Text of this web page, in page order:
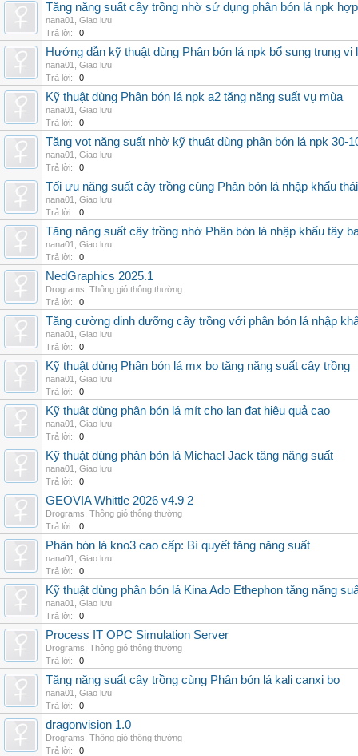
Tăng năng suất cây trồng nhờ sử dụng phân bón lá npk
nana01
Giao lưu
Trả lời:
0
Hướng dẫn kỹ thuật dùng Phân bón lá npk bổ sung trung vi
nana01
Giao lưu
Trả lời:
0
Kỹ thuật dùng Phân bón lá npk a2 tăng năng suất vụ mùa
nana01
Giao lưu
Trả lời:
0
Tăng vọt năng suất nhờ kỹ thuật dùng phân bón lá npk 30-
nana01
Giao lưu
Trả lời:
0
Tối ưu năng suất cây trồng cùng Phân bón lá nhập khẩu
nana01
Giao lưu
Trả lời:
0
Tăng năng suất cây trồng nhờ Phân bón lá nhập khẩu tây
nana01
Giao lưu
Trả lời:
0
NedGraphics 2025.1
Drograms Thông gió thông thường
Trả lời:
0
Tăng cường dinh dưỡng cây trồng với phân bón lá nhập
nana01
Giao lưu
Trả lời:
0
Kỹ thuật dùng Phân bón lá mx bo tăng năng suất cây trồng
nana01
Giao lưu
Trả lời:
0
Kỹ thuật dùng phân bón lá mít cho lan đạt hiệu quả cao
nana01
Giao lưu
Trả lời:
0
Kỹ thuật dùng phân bón lá Michael Jack tăng năng suất
nana01
Giao lưu
Trả lời:
0
GEOVIA Whittle 2026 v4.9 2
Drograms Thông gió thông thường
Trả lời:
0
Phân bón lá kno3 cao cấp: Bí quyết tăng năng suất
nana01
Giao lưu
Trả lời:
0
Kỹ thuật dùng phân bón lá Kina Ado Ethephon tăng năng
nana01
Giao lưu
Trả lời:
0
Process IT OPC Simulation Server
Drograms Thông gió thông thường
Trả lời:
0
Tăng năng suất cây trồng cùng Phân bón lá kali canxi bo
nana01
Giao lưu
Trả lời:
0
dragonvision 1.0
Drograms Thông gió thông thường
Trả lời:
0